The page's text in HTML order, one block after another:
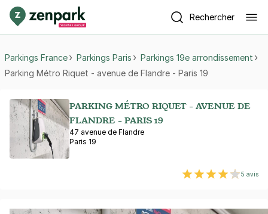
Rechercher
Parkings France Parkings Paris
Parkings 19e arrondissement
Parking Métro Riquet - avenue de Flandre - Paris 19
PARKING MÉTRO RIQUET - AVENUE DE
FLANDRE - PARIS 19
47 avenue de Flandre
Paris 19
5 avis